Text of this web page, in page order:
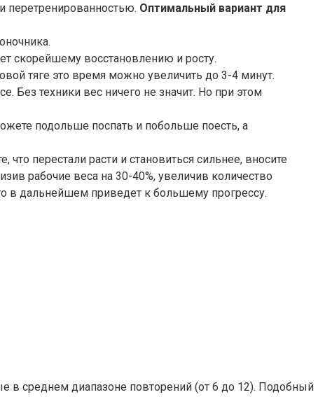
перетренированностью. Оптимальный вариант для
скорейшему восстановлению и росту.
тяге это время можно увеличить до 3-4 минут.
техники вес ничего не значит. Но при этом
подольше поспать и побольше поесть, а
перестали расти и становиться сильнее, вносите
рабочие веса на 30-40%, увеличив количество
в дальнейшем приведет к большему прогрессу.
в среднем диапазоне повторений (от 6 до 12). Подобный